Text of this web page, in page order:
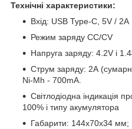
Технічні характеристики:
Вхід: USB Type-C, 5V / 2A
Режим заряду CC/CV
Напруга заряду: 4.2V і
Струм заряду: 2А
Ni-Mh - 700mA.
Світлодіодна індикація
100% і типу акумулятора
Габарити: 144х70х34 мм;